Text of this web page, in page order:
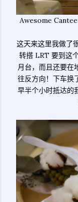
Awesome
这天来这里我做了
转搭 LRT 要到这
月台，而且还要在
往反方向！下车换
早半个小时抵达的